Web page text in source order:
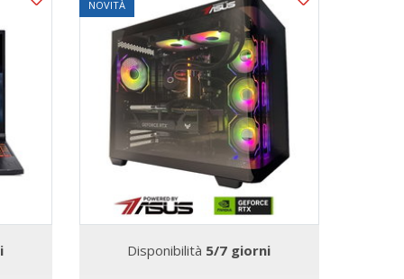
NOVITÀ
Disponibilità 5/7 giorni